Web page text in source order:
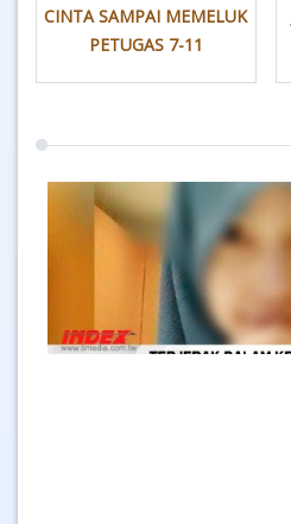
CINTA SAMPAI MEMELUK
PETUGAS 7-11